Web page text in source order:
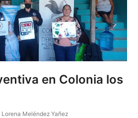
en Colonia los
Lorena Meléndez Yañez